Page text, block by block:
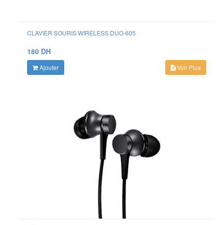
CLAVIER SOURIS WIRELESS DUO-605
180 DH
Ajouter Voir Plus